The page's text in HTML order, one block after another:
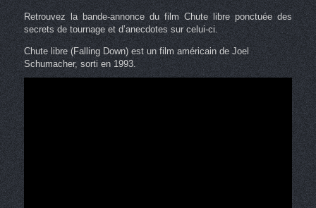
Retrouvez la bande-annonce du film Chute libre ponctuée des
secrets de tournage et d’anecdotes sur celui-ci.
Chute libre (Falling Down) est un film américain de Joel
Schumacher, sorti en 1993.